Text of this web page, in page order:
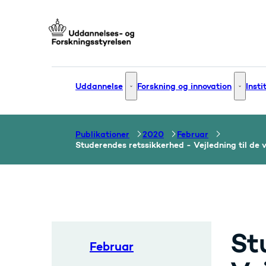
Uddannelse Uddannelse - Flere links
Forskning og innovation
Publikationer 2020
Februar
Studerendes retssikkerhed - Vejledning til de
Februar